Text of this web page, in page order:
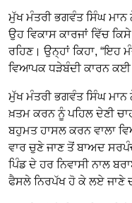
ਮੁੱਖ ਮੰਤਰੀ ਭਗਵੰਤ ਸਿੰਘ ਮਾਨ
ਉਹ ਵਿਕਾਸ ਕਾਰਜਾਂ ਵਿੱਚ
ਰਹਿਣ। ਉਨ੍ਹਾਂ ਕਿਹਾ, “ਇਹ
ਵਿਆਪਕ ਧੜੇਬੰਦੀ ਕਾਰਨ
ਮੁੱਖ ਮੰਤਰੀ ਭਗਵੰਤ ਸਿੰਘ ਮਾਨ
ਖ਼ਤਮ ਕਰਨ ਨੂੰ ਪਹਿਲ ਦੇਣੀ
ਬਹੁਮਤ ਹਾਸਲ ਕਰਨ ਵਾਲਾ
ਵਾਰ ਚੁਣੇ ਜਾਣ ਤੋਂ ਬਾਅਦ
ਪਿੰਡ ਦੇ ਹਰ ਨਿਵਾਸੀ ਨਾਲ
ਫੈਸਲੇ ਨਿਰਪੱਖ ਹੋ ਕੇ ਲਏ ਜਾਣੇ